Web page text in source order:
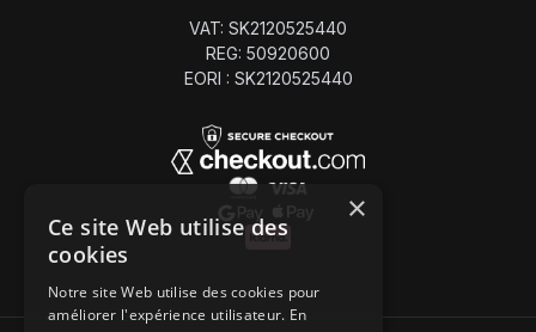
VAT: SK2120525440
REG: 50920600
EORI : SK2120525440
×
Ce site Web utilise des
cookies
Notre site Web utilise des cookies pour
améliorer l'expérience utilisateur. En